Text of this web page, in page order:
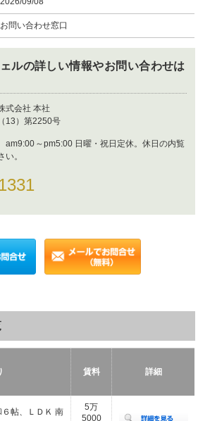
お問い合わせ窓口
ルの詳しい情報やお問い合わせは
式会社 本社
13）第2250号
～pm5:00 日曜・祝日定休。休日の内覧
。
賃料 詳細
帖、ＬＤＫ 南
5万
5000